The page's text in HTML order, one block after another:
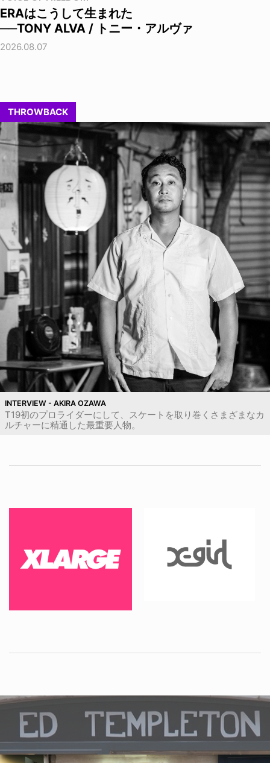
ERAはこうして生まれた
──TONY ALVA / トニー・アルヴァ
2026.08.07
THROWBACK
INTERVIEW - AKIRA OZAWA
T19初のプロライダーにして、スケートを取り巻くさまざまなカ
ルチャーに精通した最重要人物。